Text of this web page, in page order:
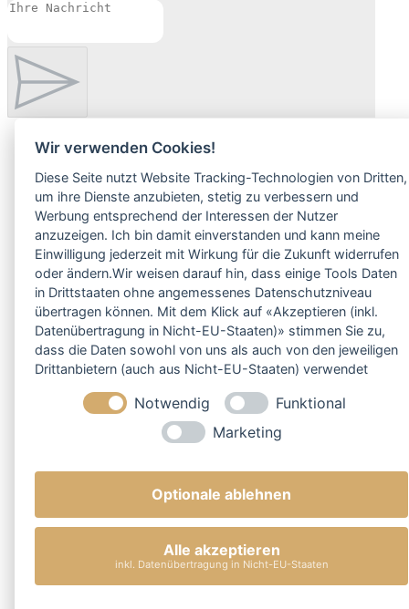
Wir verwenden Cookies!
Diese Seite nutzt Website Tracking-Technologien von Dritten,
um ihre Dienste anzubieten, stetig zu verbessern und
Werbung entsprechend der Interessen der Nutzer
anzuzeigen. Ich bin damit einverstanden und kann meine
Einwilligung jederzeit mit Wirkung für die Zukunft widerrufen
oder ändern.Wir weisen darauf hin, dass einige Tools Daten
in Drittstaaten ohne angemessenes Datenschutzniveau
übertragen können. Mit dem Klick auf «Akzeptieren (inkl.
Datenübertragung in Nicht-EU-Staaten)» stimmen Sie zu,
dass die Daten sowohl von uns als auch von den jeweiligen
Drittanbietern (auch aus Nicht-EU-Staaten) verwendet
selbstverständlich jederzeit ändern.
Notwendig
Funktional
Marketing
Optionale ablehnen
Alle akzeptieren
inkl. Datenübertragung in Nicht-EU-Staaten